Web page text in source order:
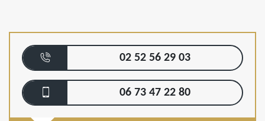
02 52 56 29 03
06 73 47 22 80